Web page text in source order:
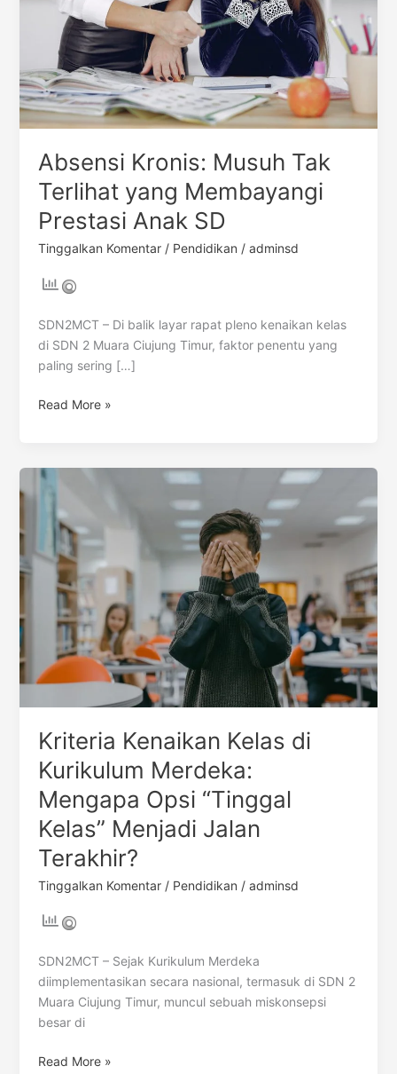
Absensi Kronis: Musuh Tak
Terlihat yang Membayangi
Prestasi Anak SD
Tinggalkan Komentar / Pendidikan / adminsd
SDN2MCT – Di balik layar rapat pleno kenaikan kelas
di SDN 2 Muara Ciujung Timur, faktor penentu yang
paling sering […]
Membayangi
Prestasi
Anak
SD
Read More »
Kriteria Kenaikan Kelas di
Kurikulum Merdeka:
Mengapa Opsi “Tinggal
Kelas” Menjadi Jalan
Terakhir?
Tinggalkan Komentar / Pendidikan / adminsd
SDN2MCT – Sejak Kurikulum Merdeka
diimplementasikan secara nasional, termasuk di SDN 2
Muara Ciujung Timur, muncul sebuah miskonsepsi
besar di
Kriteria
Kelas
Kurikulum
Merdeka:
Mengapa
Opsi
“Tinggal
Kelas”
Menjadi
Read More »